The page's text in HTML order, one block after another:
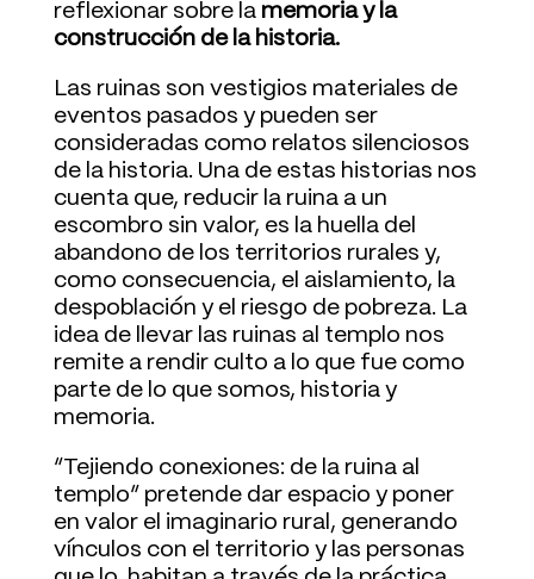
reflexionar sobre la memoria y la
construcción de la historia.
Las ruinas son vestigios materiales de
eventos pasados y pueden ser
consideradas como relatos silenciosos
de la historia. Una de estas historias nos
cuenta que, reducir la ruina a un
escombro sin valor, es la huella del
abandono de los territorios rurales y,
como consecuencia, el aislamiento, la
despoblación y el riesgo de pobreza. La
idea de llevar las ruinas al templo nos
remite a rendir culto a lo que fue como
parte de lo que somos, historia y
memoria.
“Tejiendo conexiones: de la ruina al
templo” pretende dar espacio y poner
en valor el imaginario rural, generando
vínculos con el territorio y las personas